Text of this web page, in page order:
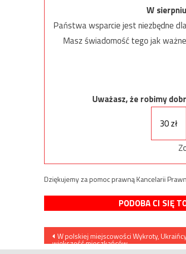
W
Państwa wsparcie jest niezbędne
Masz świadomość tego jak
Uważasz, że robimy
30 zł
Dziękujemy za pomoc prawną Kancelarii
PODOBA CI SIĘ
Nawigacja
W polskiej miejscowości Wykroty,
większość mieszkańców